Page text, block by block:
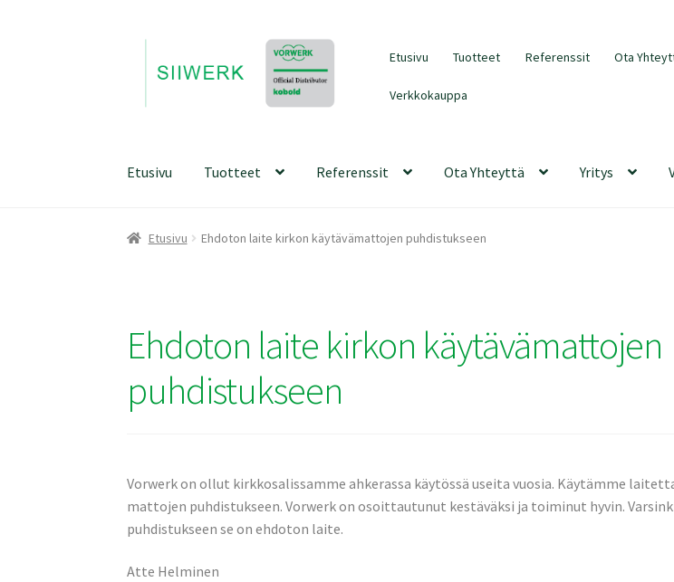
navigointiin
sisältöön
Etusivu Tuotteet Referenssit Ota
Verkkokauppa
Etusivu Tuotteet Referenssit Ota Yhteyttä Yritys
Etusivu Ehdoton laite kirkon käytävämattojen puhdistukseen
Ehdoton laite kirkon käytävämattojen
puhdistukseen
Vorwerk on ollut kirkkosalissamme ahkerassa käytössä useita vuosia. Käytämme
mattojen puhdistukseen. Vorwerk on osoittautunut kestäväksi ja toiminut hyvin.
puhdistukseen se on ehdoton laite.
Atte Helminen